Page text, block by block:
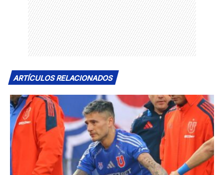
ARTÍCULOS RELACIONADOS